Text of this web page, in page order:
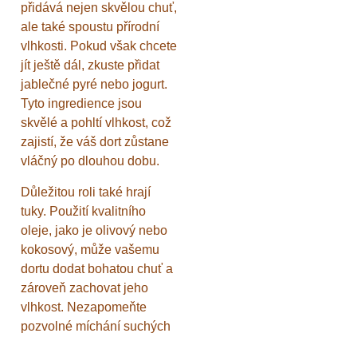
přidává nejen skvělou chuť,
ale také spoustu přírodní
vlhkosti. Pokud však chcete
jít ještě dál, zkuste přidat
jablečné pyré nebo jogurt.
Tyto ingredience jsou
skvělé a pohltí vlhkost, což
zajistí, že váš dort zůstane
vláčný po dlouhou dobu.
Důležitou roli také hrají
tuky. Použití kvalitního
oleje, jako je olivový nebo
kokosový, může vašemu
dortu dodat bohatou chuť a
zároveň zachovat jeho
vlhkost. Nezapomeňte
pozvolné míchání suchých